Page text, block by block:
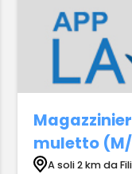
muletto
A soli 2 km da